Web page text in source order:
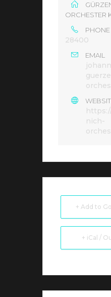
ORCHESTER
PHONE
28400
EMAIL
nich-
+ Add to
+ iCal /